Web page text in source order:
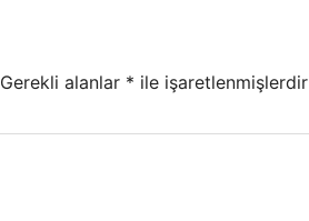
Gerekli alanlar * ile işaretlenmişlerdir